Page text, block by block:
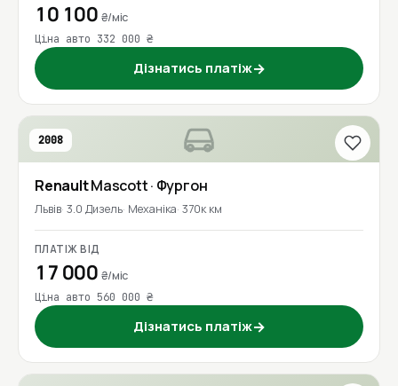
10 100 ₴/міс
Ціна авто 332 000 ₴
Дізнатись платіж→
2008
RenaultMascott· Фургон
Львів 3.0 Дизель Механіка 370к км
ПЛАТІЖ ВІД
17 000 ₴/міс
Ціна авто 560 000 ₴
Дізнатись платіж→